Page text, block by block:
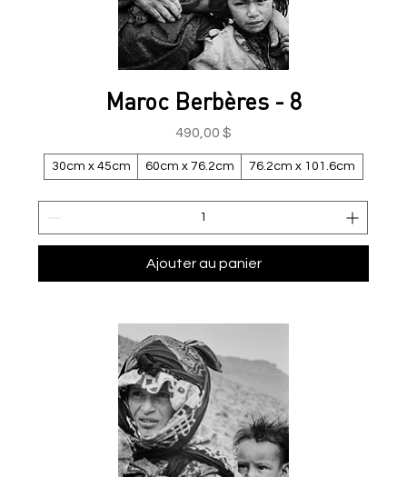
Maroc Berbères - 8
Prix
490,00 $
30cm x 45cm 60cm x 76.2cm 76.2cm x 101.6cm
Ajouter au panier